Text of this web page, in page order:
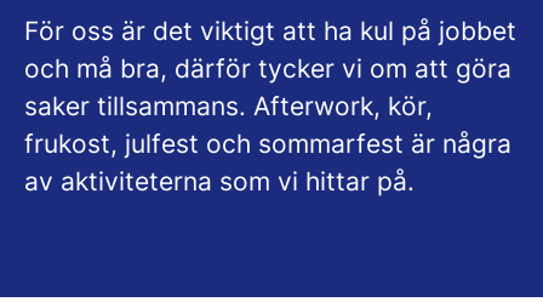
För oss är det viktigt att ha kul på jobbet
och må bra, därför tycker vi om att göra
saker tillsammans. Afterwork, kör,
frukost, julfest och sommarfest är några
av aktiviteterna som vi hittar på.